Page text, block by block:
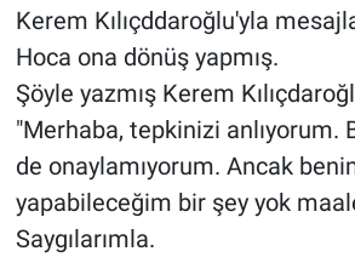
Kerem Kılıçddaroğlu'yla
Hoca ona dönüş yapmış.
Şöyle yazmış Kerem
"Merhaba, tepkinizi anlıyorum.
de onaylamıyorum. Ancak
yapabileceğim bir şey yok
Saygılarımla.